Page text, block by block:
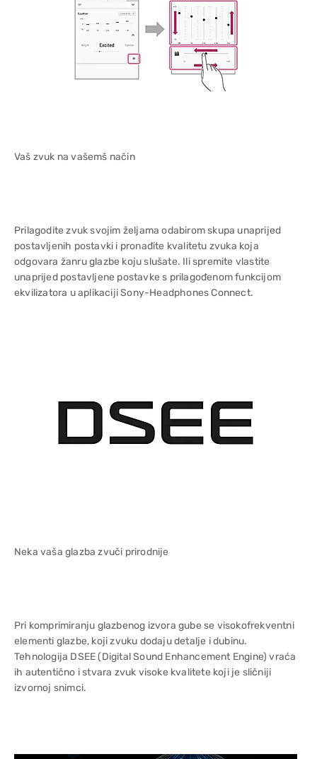
Vaš zvuk na vašemš način
Prilagodite zvuk svojim željama odabirom skupa unaprijed
postavljenih postavki i pronađite kvalitetu zvuka koja
odgovara žanru glazbe koju slušate. Ili spremite vlastite
unaprijed postavljene postavke s prilagođenom funkcijom
ekvilizatora u aplikaciji Sony-Headphones Connect.
Neka vaša glazba zvuči prirodnije
Pri komprimiranju glazbenog izvora gube se visokofrekventni
elementi glazbe, koji zvuku dodaju detalje i dubinu.
Tehnologija DSEE (Digital Sound Enhancement Engine) vraća
ih autentično i stvara zvuk visoke kvalitete koji je sličniji
izvornoj snimci.